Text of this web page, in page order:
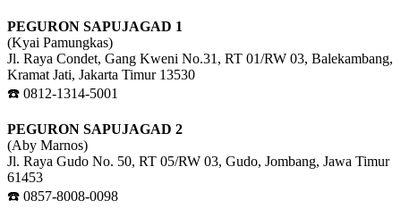
PEGURON SAPUJAGAD 1
(Kyai Pamungkas)
Jl. Raya Condet, Gang Kweni No.31, RT 01/RW 03, Balekambang,
Kramat Jati, Jakarta Timur 13530
☎️ 0812-1314-5001
PEGURON SAPUJAGAD 2
(Aby Marnos)
Jl. Raya Gudo No. 50, RT 05/RW 03, Gudo, Jombang, Jawa Timur
61453
☎️ 0857-8008-0098